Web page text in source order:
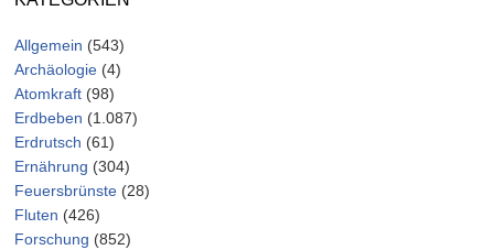
Allgemein (543)
Archäologie (4)
Atomkraft (98)
Erdbeben (1.087)
Erdrutsch (61)
Ernährung (304)
Feuersbrünste (28)
Fluten (426)
Forschung (852)